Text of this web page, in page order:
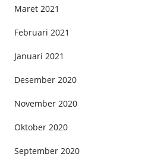
Maret 2021
Februari 2021
Januari 2021
Desember 2020
November 2020
Oktober 2020
September 2020